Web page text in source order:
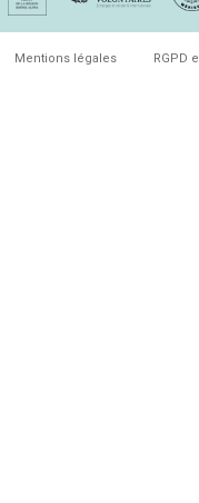
Mentions légales RGPD